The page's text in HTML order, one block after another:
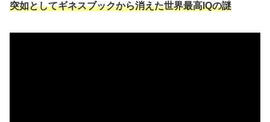
突如としてギネスブックから消えた世界最高IQの謎